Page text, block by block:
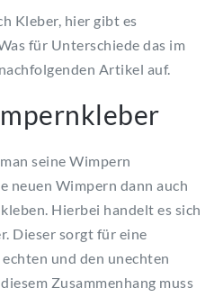
Kleber, hier gibt es
für Unterschiede das im
Artikel auf.
seine Wimpern
neuen Wimpern dann auch
Hierbei handelt es sich
Dieser sorgt für eine
und den unechten
Zusammenhang muss